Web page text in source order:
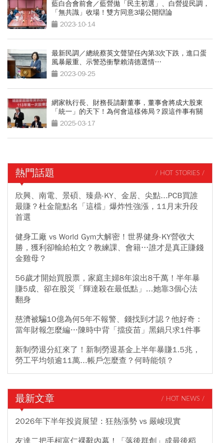
藍白合會前會／藍營拋「民主初選」、白營提民調，
「無共識」收場！雙方同意3場公開辯論
2023-10-14
最新民調／總統蔡英文聲望任內第3次下跌，進口蛋
風暴嚴重、示警恐衝擊賴清德選情…
2023-09-25
網家執行長、財務長請辭董事，董事會將成大股東
「統一」的天下！為何會這樣佈局？跟這件事有關
2025-03-17
熱門話題 / HOT STORIES /
欣興、南電、景碩、臻鼎-KY、金居、尖點...PCB買誰
最賺？杜金龍點名「這檔」爆炸性強漲，11月末升段
首選
健身工廠 vs World Gym大解密！世界健身-KY營收大
勝，獲利卻輸給柏文？教練課、會籍…誰才是真正賺錢
金雞母？
56歲才開始買股票，家庭主婦8年滾出8千萬！半年暴
賺5成、卻在股災「輝達殺在最低點」...她靠3個心法
翻身
慈濟被騙10億為何5年不報警、錢找到才認？他好奇：
當年財報怎麼編…陳時中背「擋疫苗」黑鍋只求1件事
新制勞退分紅來了！新制勞退基金上半年暴賺1.5兆，
勞工平均領逾11萬...帳戶怎麼查？何時能領？
最新文章 / HOT NEWS /
2026年下半年投資展望：狂熱漲勢 vs 嚴峻現實